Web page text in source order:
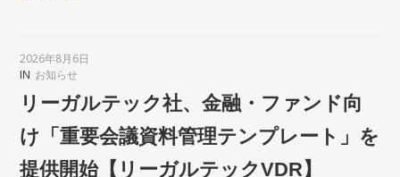
2026年8月6日
IN お知らせ
リーガルテック社、金融・ファンド向
け「重要会議資料管理テンプレート」を
提供開始【リーガルテックVDR】